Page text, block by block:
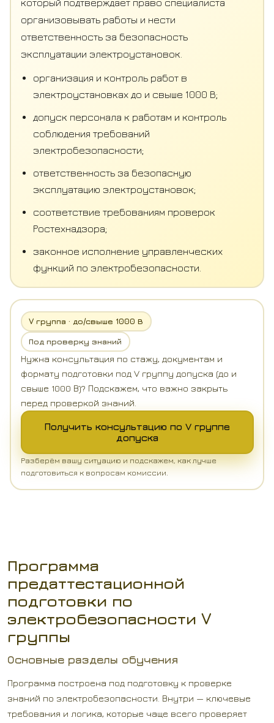
который подтверждает право специалиста
организовывать работы и нести
ответственность за безопасность
эксплуатации электроустановок.
организация и контроль работ в
электроустановках до и свыше 1000 В;
допуск персонала к работам и контроль
соблюдения требований
электробезопасности;
ответственность за безопасную
эксплуатацию электроустановок;
соответствие требованиям проверок
Ростехнадзора;
законное исполнение управленческих
функций по электробезопасности.
V группа · до/свыше 1000 В
Под проверку знаний
Нужна консультация по стажу, документам и
формату подготовки под V группу допуска (до и
свыше 1000 В)? Подскажем, что важно закрыть
перед проверкой знаний.
Получить консультацию по V группе
допуска
Разберём вашу ситуацию и подскажем, как лучше
подготовиться к вопросам комиссии.
Программа
предаттестационной
подготовки по
электробезопасности V
группы
Основные разделы обучения
Программа построена под подготовку к проверке
знаний по электробезопасности. Внутри — ключевые
требования и логика, которые чаще всего проверяет